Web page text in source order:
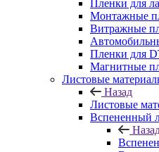
Пленки для
Монтажные
Витражные
Пленки для
Магнитные
Листовые
Назад
Листовые
Вспененный